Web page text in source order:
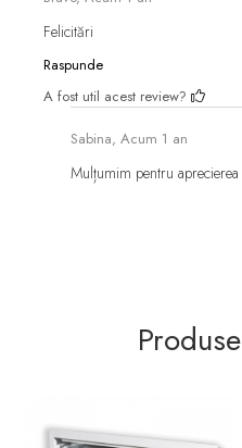
Felicitări
Raspunde
A fost util acest review?
Sabina, Acum 1 an
Mulțumim pentru